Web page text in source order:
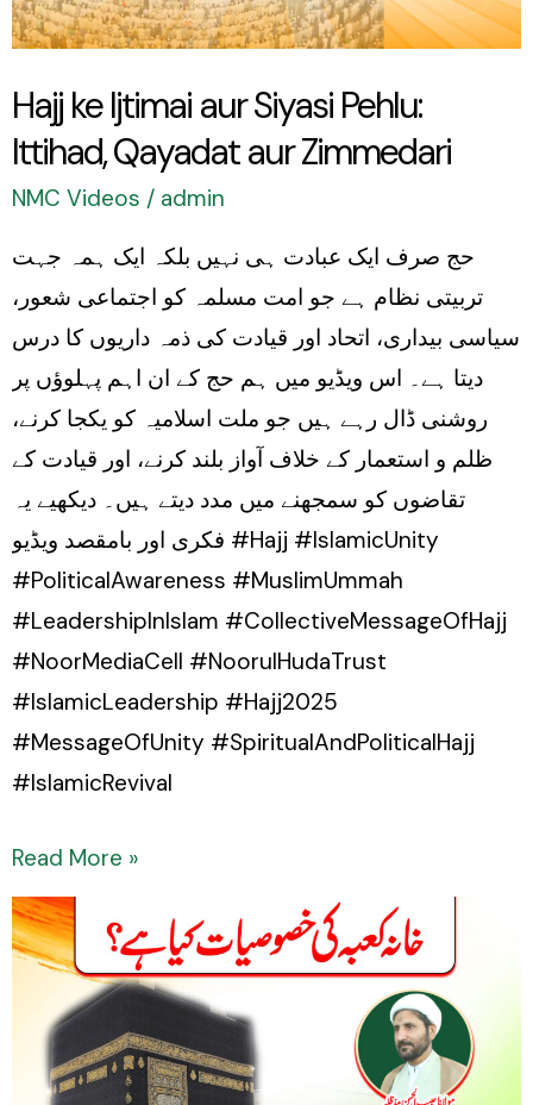
Hajj ke Ijtimai aur Siyasi Pehlu:
Ittihad, Qayadat aur Zimmedari
NMC Videos / admin
حج صرف ایک عبادت ہی نہیں بلکہ ایک ہمہ جہت
تربیتی نظام ہے جو امت مسلمہ کو اجتماعی شعور،
سیاسی بیداری، اتحاد اور قیادت کی ذمہ داریوں کا درس
دیتا ہے۔ اس ویڈیو میں ہم حج کے ان اہم پہلوؤں پر
روشنی ڈال رہے ہیں جو ملت اسلامیہ کو یکجا کرنے،
ظلم و استعمار کے خلاف آواز بلند کرنے، اور قیادت کے
تقاضوں کو سمجھنے میں مدد دیتے ہیں۔ دیکھیے یہ
فکری اور بامقصد ویڈیو #Hajj #IslamicUnity
#PoliticalAwareness #MuslimUmmah
#LeadershipInIslam #CollectiveMessageOfHajj
#NoorMediaCell #NoorulHudaTrust
#IslamicLeadership #Hajj2025
#MessageOfUnity #SpiritualAndPoliticalHajj
#IslamicRevival
Ittihad,
aur
Zimmedari
Read More »
Khana
Kaaba
Khasoosiyat
Kya